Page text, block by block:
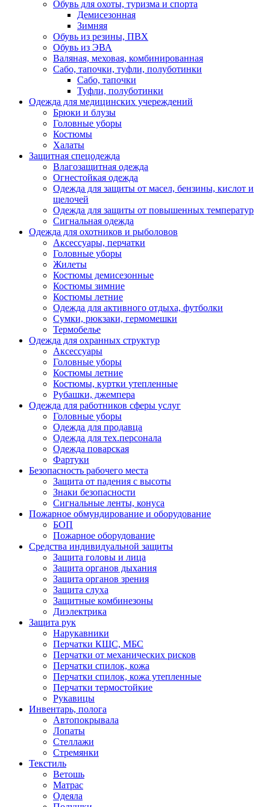
Обувь для охоты, туризма и спорта
Демисезонная
Зимняя
Обувь из резины, ПВХ
Обувь из ЭВА
Валяная, меховая, комбинированная
Сабо, тапочки, туфли, полуботинки
Сабо, тапочки
Туфли, полуботинки
Одежда для медицинских учереждений
Брюки и блузы
Головные уборы
Костюмы
Халаты
Защитная спецодежда
Влагозащитная одежда
Огнестойкая одежда
Одежда для защиты от масел, бензины, кислот и
щелочей
Одежда для защиты от повышенных температур
Сигнальная одежда
Одежда для охотников и рыболовов
Аксессуары, перчатки
Головные уборы
Жилеты
Костюмы демисезонные
Костюмы зимние
Костюмы летние
Одежда для активного отдыха, футболки
Сумки, рюкзаки, гермомешки
Термобелье
Одежда для охранных структур
Аксессуары
Головные уборы
Костюмы летние
Костюмы, куртки утепленные
Рубашки, джемпера
Одежда для работников сферы услуг
Головные уборы
Одежда для продавца
Одежда для тех.персонала
Одежда поварская
Фартуки
Безопасность рабочего места
Защита от падения с высоты
Знаки безопасности
Сигнальные ленты, конуса
Пожарное обмундирование и оборудование
БОП
Пожарное оборудование
Средства индивидуальной защиты
Защита головы и лица
Защита органов дыхания
Защита органов зрения
Защита слуха
Защитные комбинезоны
Диэлектрика
Защита рук
Нарукавники
Перчатки КЩС, МБС
Перчатки от механических рисков
Перчатки спилок, кожа
Перчатки спилок, кожа утепленные
Перчатки термостойкие
Рукавицы
Инвентарь, полога
Автопокрывала
Лопаты
Стеллажи
Стремянки
Текстиль
Ветошь
Матрас
Одеяла